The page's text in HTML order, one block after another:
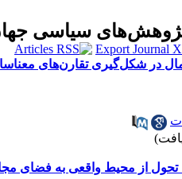
در شکل‌گیری تقارن‌های
تحول از محیط واقعی به فضای